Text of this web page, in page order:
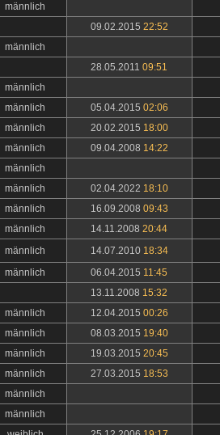
männlich
09.02.2015 22:52
männlich
28.05.2011 09:51
männlich
männlich 05.04.2015 02:06
männlich 20.02.2015 18:00
männlich 09.04.2008 14:22
männlich
männlich 02.04.2022 18:10
männlich 16.09.2008 09:43
männlich 14.11.2008 20:44
männlich 14.07.2010 18:34
männlich 06.04.2015 11:45
13.11.2008 15:32
männlich 12.04.2015 00:26
männlich 08.03.2015 19:40
männlich 19.03.2015 20:45
männlich 27.03.2015 18:53
männlich
männlich